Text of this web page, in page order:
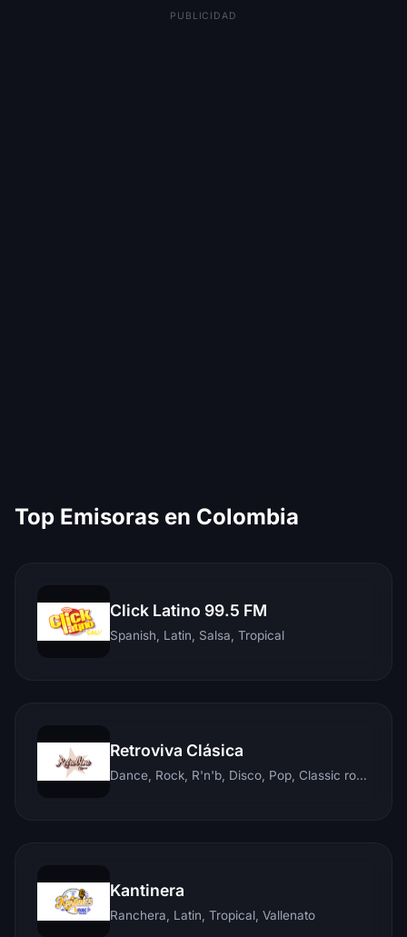
PUBLICIDAD
Top Emisoras en Colombia
Click Latino 99.5 FM
Spanish, Latin, Salsa, Tropical
Retroviva Clásica
Dance, Rock, R'n'b, Disco, Pop, Classic rock, Techno, Reggae
Kantinera
Ranchera, Latin, Tropical, Vallenato